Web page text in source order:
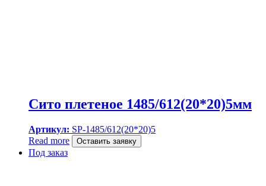
Сито плетеное 1485/612(20*20)5мм
Артикул: SP-1485/612(20*20)5
Read more
Оставить заявку
Под заказ